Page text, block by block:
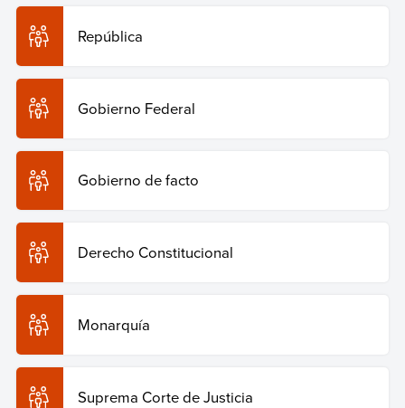
de julio de 2026 de
Copiar cita
República
Gobierno Federal
Gobierno de facto
Derecho Constitucional
Monarquía
Suprema Corte de Justicia